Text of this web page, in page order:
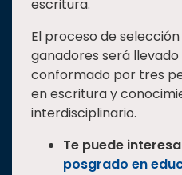
escritura.
El proceso de
ganadores será
conformado por tres
en escritura y
interdisciplinario.
Te puede
posgrado en